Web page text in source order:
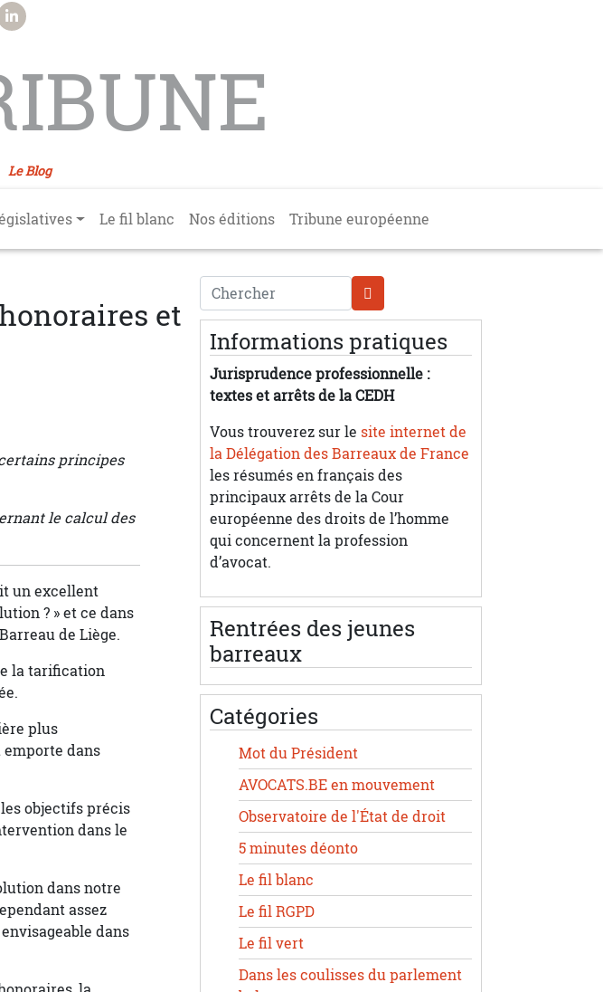
Le Blog
Le fil blanc Nos éditions Tribune européenne
et
principes
le calcul des
un excellent
? » et ce dans
de Liège.
la tarification
plus
dans
objectifs précis
dans le
dans notre
assez
dans
Chercher
Informations pratiques
Jurisprudence professionnelle :
textes et arrêts de la CEDH
Vous trouverez sur le site internet de
la Délégation des Barreaux de France
les résumés en français des
principaux arrêts de la Cour
européenne des droits de l’homme
qui concernent la profession
d’avocat.
Rentrées des jeunes
barreaux
Catégories
Mot du Président
AVOCATS.BE en mouvement
Observatoire de l'État de droit
5 minutes déonto
Le fil blanc
Le fil RGPD
Le fil vert
Dans les coulisses du parlement